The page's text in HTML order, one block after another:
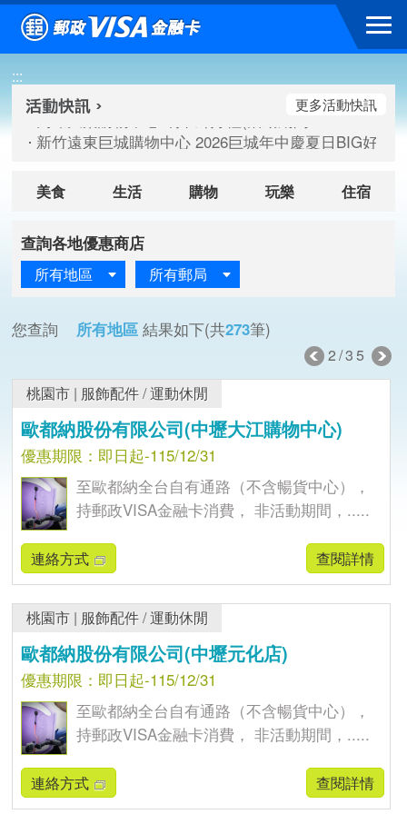
跳到主要內容區塊
:::
高雄大樂購物中心 刷卡郵好禮(活動期間：115/08/07-
臺北三創生活 有點東西第2波 刷卡郵好禮(活動期間：
高雄大樂購物中心 刷卡郵好禮(活動期間：115/08/07-
新竹遠東巨城購物中心 2026巨城年中慶夏日BIG好刷(
更多活動快訊
美食 生活 購物 玩樂 住宿
查詢各地優惠商店
所有地區 所有郵局
您查詢 所有地區 結果如下(共273筆)
2/35
桃園市 | 服飾配件/運動休閒
歐都納股份有限公司(中壢大江購物中心)
優惠期限：即日起-115/12/31
至歐都納全台自有通路（不含暢貨中心），
持郵政VISA金融卡消費， 非活動期間，.....
連絡方式 查閱詳情
桃園市 | 服飾配件/運動休閒
歐都納股份有限公司(中壢元化店)
優惠期限：即日起-115/12/31
至歐都納全台自有通路（不含暢貨中心），
持郵政VISA金融卡消費， 非活動期間，.....
連絡方式 查閱詳情